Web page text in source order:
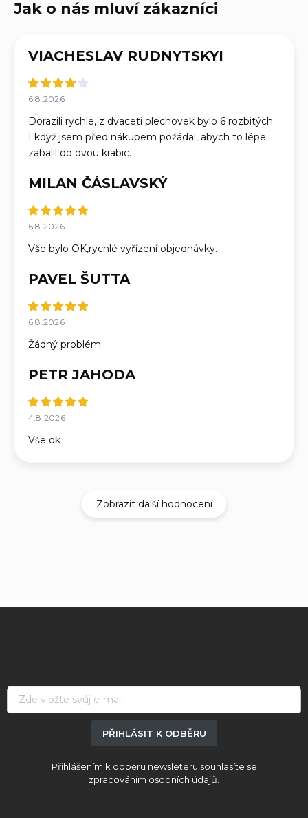
VIACHESLAV RUDNYTSKYI
6.8.2026
Dorazili rychle, z dvaceti plechovek bylo 6 rozbitých.
I když jsem před nákupem požádal, abych to lépe
zabalil do dvou krabic.
MILAN ČÁSLAVSKÝ
6.8.2026
Vše bylo OK,rychlé vyřízení objednávky.
PAVEL ŠUTTA
6.8.2026
Žádný problém
PETR JAHODA
4.8.2026
Vše ok
Zobrazit další hodnocení
PŘIHLÁSIT K ODBĚRU
Přihlášením k odběru newsleteru souhlasíte se
zpracováním osobních údajů.